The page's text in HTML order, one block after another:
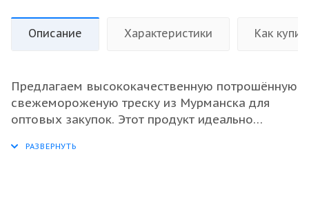
Описание Характеристики Как
Предлагаем высококачественную потрошённую
свежемороженую треску из Мурманска для
оптовых закупок. Этот продукт идеально
магазинов и перерабатывающих предприятий.